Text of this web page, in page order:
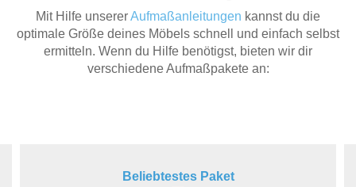
Mit Hilfe unsererAufmaßanleitungen kannst du die
optimale Größe deines Möbels schnell und einfach selbst
ermitteln. Wenn du Hilfe benötigst, bieten wir dir
verschiedene Aufmaßpakete an:
Beliebtestes Paket